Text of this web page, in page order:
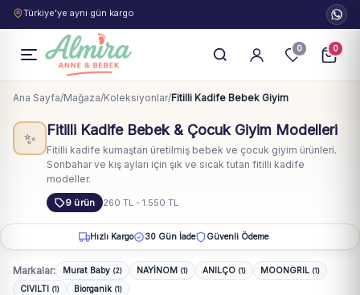
Türkiye'ye aynı gün kargo
0 0
Ana Sayfa/Mağaza/Koleksiyonlar/Fitilli Kadife Bebek Giyim
✨ Fitilli Kadife Bebek & Çocuk Giyim Modelleri
Fitilli kadife kumaştan üretilmiş bebek ve çocuk giyim ürünleri.
Sonbahar ve kış ayları için şık ve sıcak tutan fitilli kadife
modeller.
9 ürün 260 TL - 1.550 TL
Hızlı Kargo 30 Gün İade Güvenli Ödeme
Markalar: Murat Baby (2) NAYİNOM (1) ANILÇO (1) MOONGRIL (1)
CIVILTI (1) Biorganik (1)